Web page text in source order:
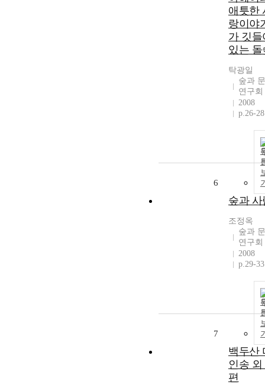
애틋한
랑이야
가 깃들
있는 돌
탁광일
숲과
연구회
2008
p.26-28
6
숲과 사
조정옥
숲과
연구회
2008
p.29-33
7
백두산
인송 외
편